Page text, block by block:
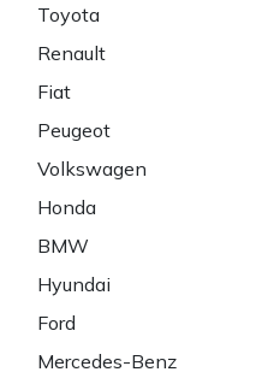
Toyota
Renault
Fiat
Peugeot
Volkswagen
Honda
BMW
Hyundai
Ford
Mercedes-Benz